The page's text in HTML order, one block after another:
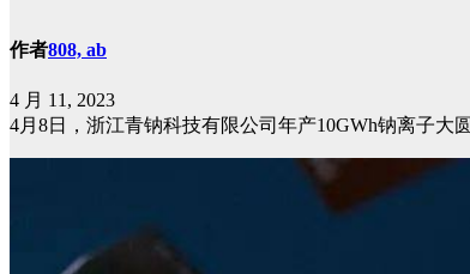
作者808, ab
4 月 11, 2023
4月8日，浙江青钠科技有限公司年产10GWh钠离子大